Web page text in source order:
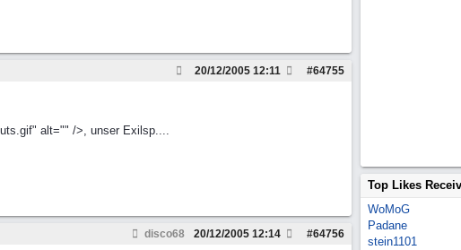
#64755
20/12/2005 12:11
alt="" />, unser Exilsp....
disco68 #64756
20/12/2005 12:14
Top Likes
WoMoG
Padane
stein1101